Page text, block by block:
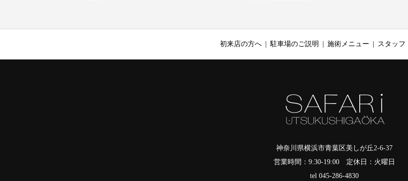
初来店の方へ 駐車場のご説明 施術メニュー スタッフ
神奈川県横浜市青葉区美しが丘2-6-37
営業時間：9:30-19:00 定休日：火曜日
tel 045-286-4830